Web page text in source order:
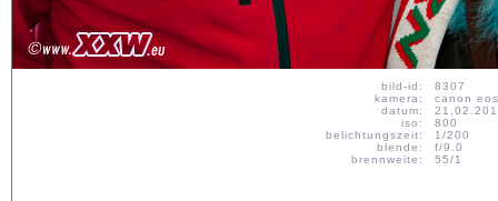
bild-id:
8308
kamera:
canon
datum:
iso:
800
belichtungszeit:
1/200
blende:
f/11.0
brennweite:
55/1